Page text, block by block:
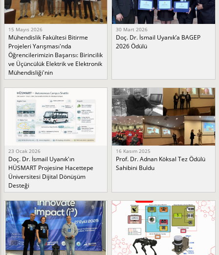
15 Mayıs 2026
Mühendislik Fakültesi Bitirme
Projeleri Yarışması'nda
Öğrencilerimizin Başarısı: Birincilik
ve Üçüncülük Elektrik ve Elektronik
Mühendisliği'nin
30 Mart 2026
Doç. Dr. İsmail Uyanık’a BAGEP
2026 Ödülü
23 Ocak 2026
Doç. Dr. İsmail Uyanık'ın
HÜSMART Projesine Hacettepe
Üniversitesi Dijital Dönüşüm
Desteği
16 Kasım 2025
Prof. Dr. Adnan Köksal Tez Ödülü
Sahibini Buldu